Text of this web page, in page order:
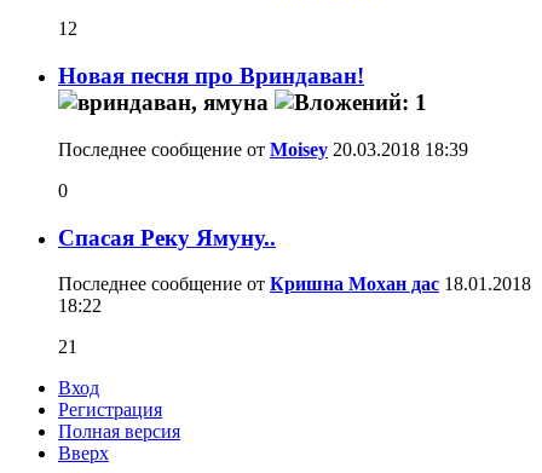
12
Новая песня про Вриндаван!
Последнее сообщение от Moisey 20.03.2018 18:39
0
Спасая Реку Ямуну..
Последнее сообщение от Кришна Мохан дас 18.01.2018
18:22
21
Вход
Регистрация
Полная версия
Вверх